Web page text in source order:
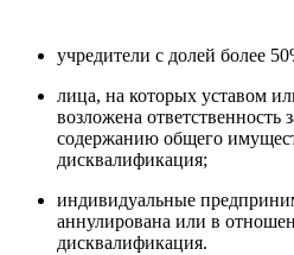
учредители с долей более
лица, на которых уставом
возложена ответственность
содержанию общего
дисквалификация;
индивидуальные
аннулирована или в
дисквалификация.